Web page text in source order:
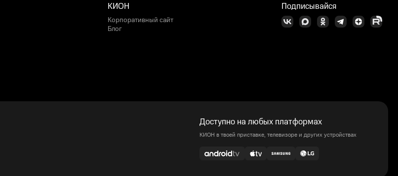
КИОН
Корпоративный сайт
Блог
Подписывайся
Доступно на любых платформах
КИОН в твоей приставке, телевизоре и других устройствах